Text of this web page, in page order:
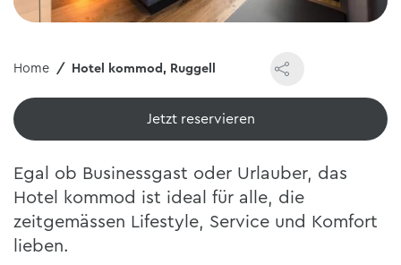
Home Hotel kommod, Ruggell
Jetzt reservieren
Egal ob Businessgast oder Urlauber, das
Hotel kommod ist ideal für alle, die
zeitgemässen Lifestyle, Service und Komfort
lieben.